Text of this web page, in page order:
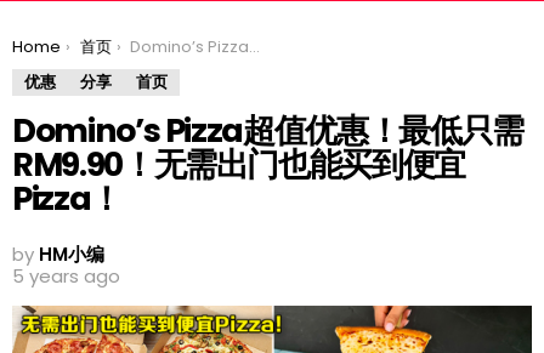
You are here:
Home 首页
Domino’s Pizza超值优惠！最低只需RM9.90！无需出门也能买到便宜Pizza！
优惠
分享 首页
Domino’s Pizza超值优惠！最低只需
RM9.90！无需出门也能买到便宜
Pizza！
by HM小编
5 years ago